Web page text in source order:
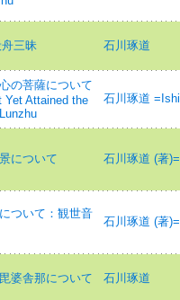
三昧 石川琢道
の菩薩について
Yet Attained the
石川琢道
について 石川琢道 (著
ついて：観世音
石川琢道 (著
婆舎那について 石川琢道